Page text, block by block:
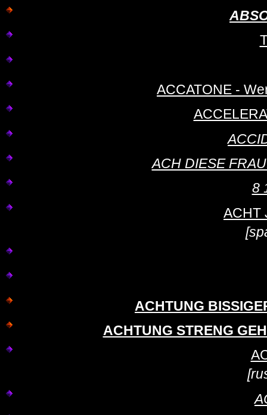
ACCATONE -
ACH DIESE
8
ACHT
ACHTUNG
ACHTUNG STRENG